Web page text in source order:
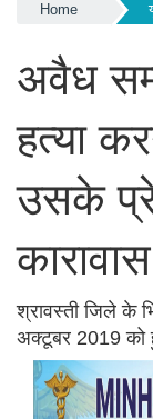
Home
अवैध
हत्या
उसके
कारावास
श्रावस्ती जिले के
अक्टूबर 2019 को